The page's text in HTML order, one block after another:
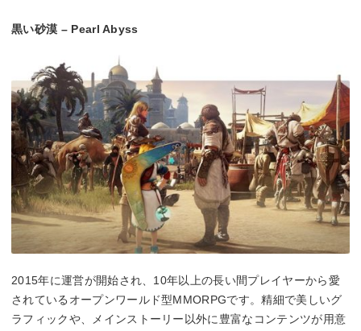
黒い砂漠 – Pearl Abyss
2015年に運営が開始され、10年以上の長い間プレイヤーから愛
されているオープンワールド型MMORPGです。精細で美しいグ
ラフィックや、メインストーリー以外に豊富なコンテンツが用意